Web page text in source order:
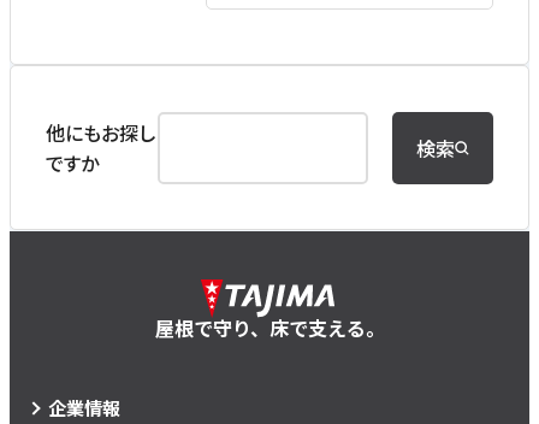
他にもお探し
ですか
検索
屋根で守り、床で支える。
企業情報